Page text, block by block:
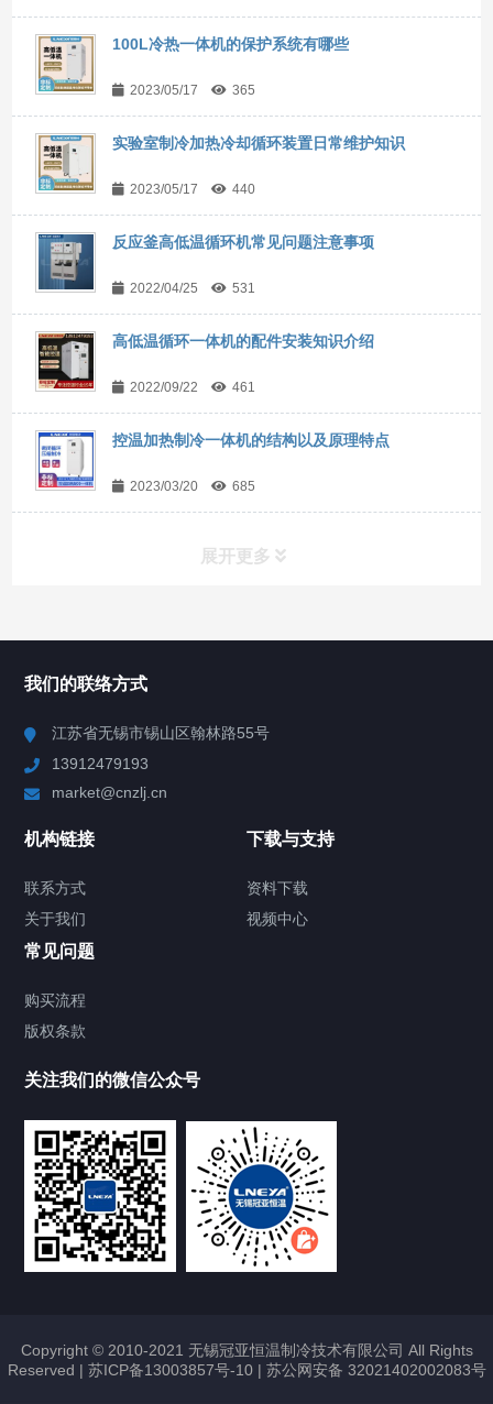
100L冷热一体机的保护系统有哪些
2023/05/17 365
实验室制冷加热冷却循环装置日常维护知识
2023/05/17 440
反应釜高低温循环机常见问题注意事项
2022/04/25 531
高低温循环一体机的配件安装知识介绍
2022/09/22 461
控温加热制冷一体机的结构以及原理特点
2023/03/20 685
展开更多
Chiller高精度制冷循环器
TCU温度控制单元
Chiller气体控温系统
Chamber试验箱
FREEZER低温箱
VOCs冷凝回收装置
我们的联络方式
江苏省无锡市锡山区翰林路55号
13912479193
market@cnzlj.cn
机构链接
联系方式
关于我们
下载与支持
资料下载
视频中心
常见问题
购买流程
版权条款
关注我们的微信公众号
Copyright © 2010-2021 无锡冠亚恒温制冷技术有限公司 All Rights
Reserved | 苏ICP备13003857号-10| 苏公网安备 32021402002083号